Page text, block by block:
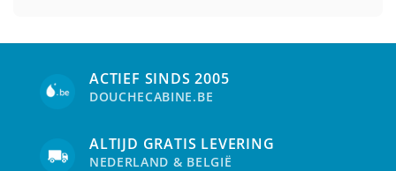
ACTIEF SINDS 2005
DOUCHECABINE.BE
ALTIJD GRATIS LEVERING
NEDERLAND & BELGIË